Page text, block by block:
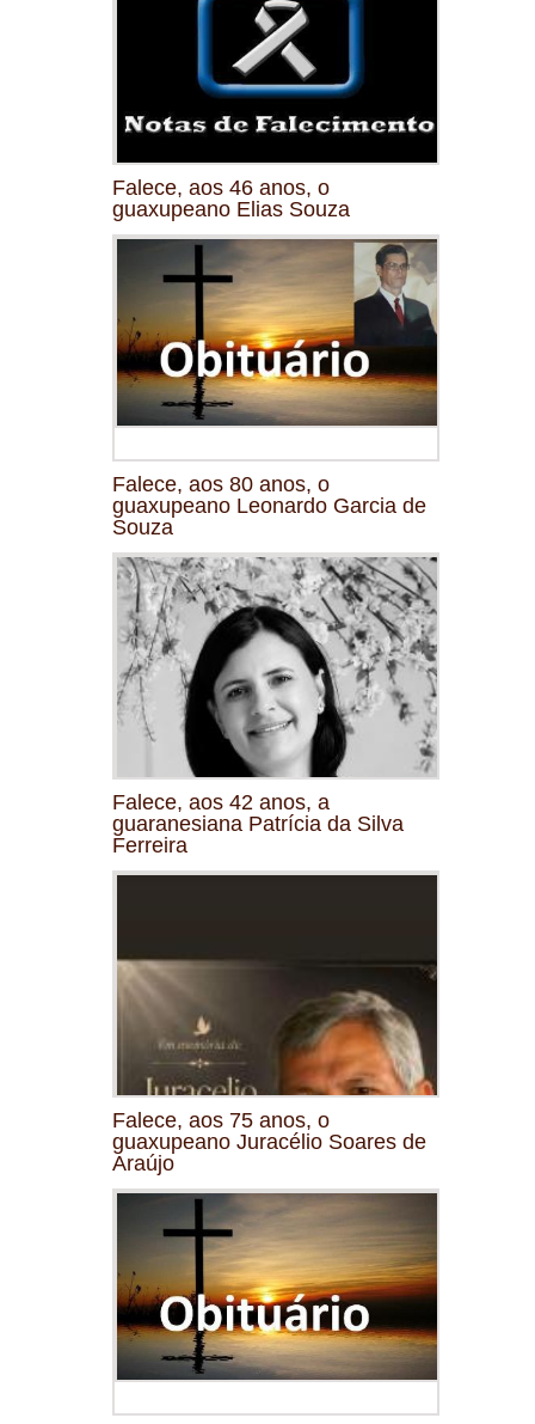
Falece, aos 46 anos, o
guaxupeano Elias Souza
Falece, aos 80 anos, o
guaxupeano Leonardo Garcia de
Souza
Falece, aos 42 anos, a
guaranesiana Patrícia da Silva
Ferreira
Falece, aos 75 anos, o
guaxupeano Juracélio Soares de
Araújo